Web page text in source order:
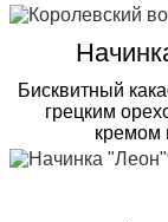
Бисквитный
грецким
кремом